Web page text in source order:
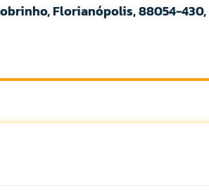
Florianópolis, 88054-430,